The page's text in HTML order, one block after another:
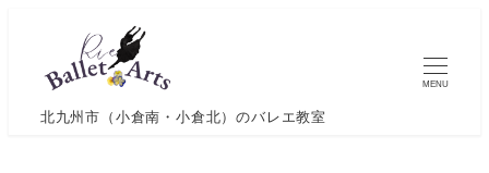
北九州市（小倉南・小倉北）のバレエ教室
MENU